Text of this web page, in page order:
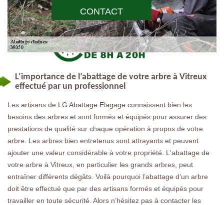
CONTACT
L’importance de l’abattage de votre arbre à Vitreux
effectué par un professionnel
Les artisans de LG Abattage Elagage connaissent bien les
besoins des arbres et sont formés et équipés pour assurer des
prestations de qualité sur chaque opération à propos de votre
arbre. Les arbres bien entretenus sont attrayants et peuvent
ajouter une valeur considérable à votre propriété. L'abattage de
votre arbre à Vitreux, en particulier les grands arbres, peut
entraîner différents dégâts. Voilà pourquoi l’abattage d’un arbre
doit être effectué que par des artisans formés et équipés pour
travailler en toute sécurité. Alors n’hésitez pas à contacter les